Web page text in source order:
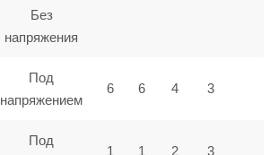
Без
напряжения
Под
напряжением
6 6 4 3
Под
1 1 2 3